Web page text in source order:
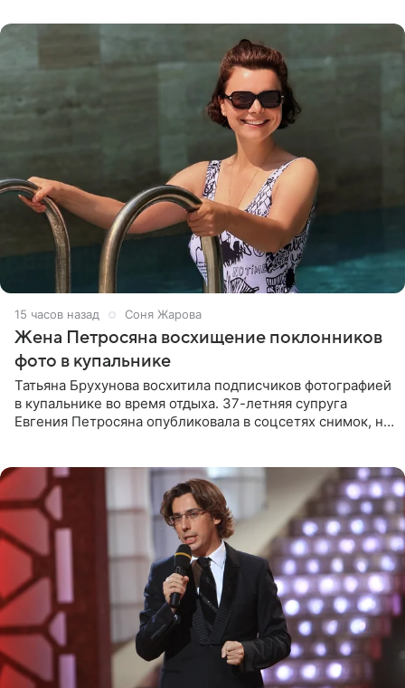
15 часов назад Соня Жарова
Жена Петросяна восхищение поклонников
фото в купальнике
Татьяна Брухунова восхитила подписчиков фотографией
в купальнике во время отдыха. 37-летняя супруга
Евгения Петросяна опубликовала в соцсетях снимок, на